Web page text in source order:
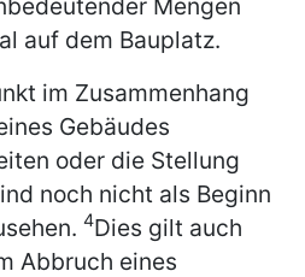
auf dem Bauplatz.
im Zusammenhang
Gebäudes
oder die Stellung
noch nicht als Beginn
4Dies gilt auch
Abbruch eines